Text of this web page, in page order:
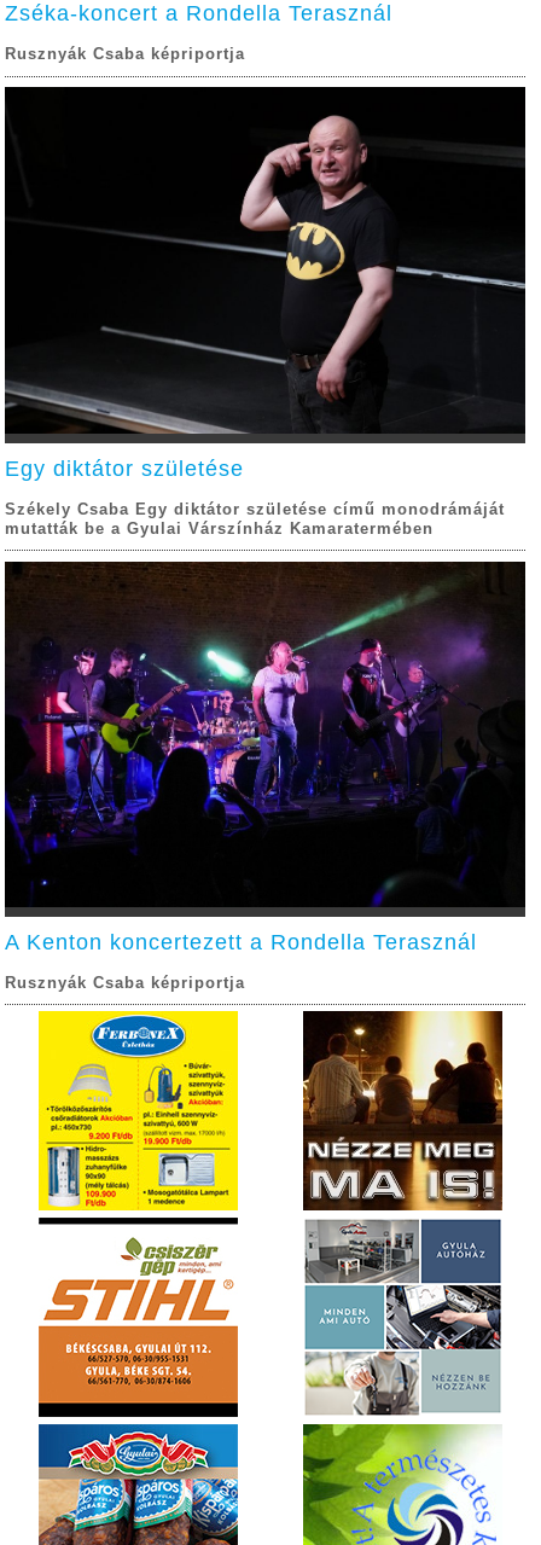
Zséka-koncert a Rondella Terasznál
Rusznyák Csaba képriportja
Egy diktátor születése
Székely Csaba Egy diktátor születése című monodrámáját
mutatták be a Gyulai Várszínház Kamaratermében
A Kenton koncertezett a Rondella Terasznál
Rusznyák Csaba képriportja